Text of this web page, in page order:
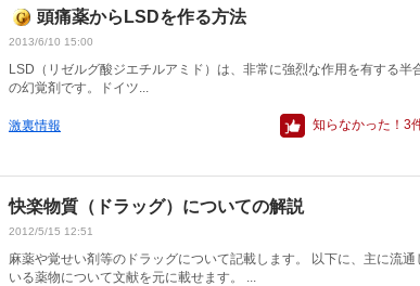
頭痛薬からLSDを作る方法
2013/6/10 15:00
LSD（リゼルグ酸ジエチルアミド）は、非常に強烈な作用を有する半
の幻覚剤です。ドイツ...
激裏情報 知らなかった！ 3
快楽物質（ドラッグ）についての解説
2012/5/15 12:51
麻薬や覚せい剤等のドラッグについて記載します。 以下に、主に流通
いる薬物について文献を元に載せます。 ...